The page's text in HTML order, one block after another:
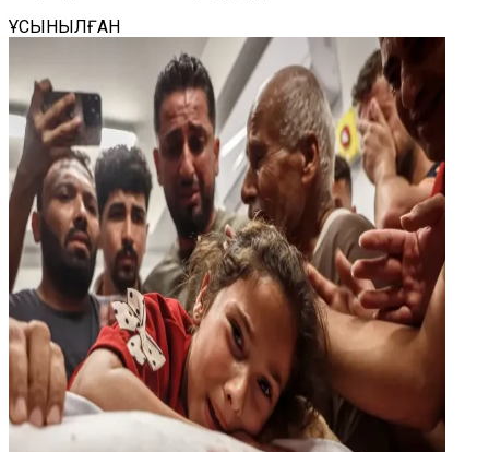
ҰСЫНЫЛҒАН